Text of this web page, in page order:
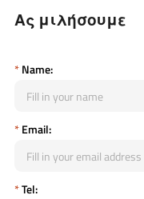
Ας μιλήσουμε
*Name:
*Email:
*Tel: